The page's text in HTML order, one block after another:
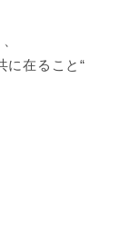
に在ること“